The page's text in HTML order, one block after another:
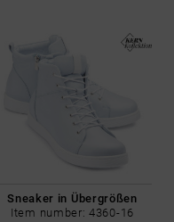
Sneaker in Übergrößen
Item number: 4360-16